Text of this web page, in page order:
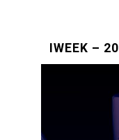
IWEEK –